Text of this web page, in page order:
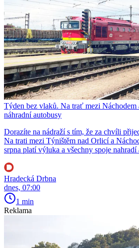
Týden bez vlaků. Na trať mezi
náhradní autobusy
Dorazíte na nádraží s tím, že za chvíli
Na trati mezi Týništěm nad Orlicí a
srpna platí výluka a všechny spoje nahradí
Hradecká Drbna
dnes, 07:00
1 min
Reklama